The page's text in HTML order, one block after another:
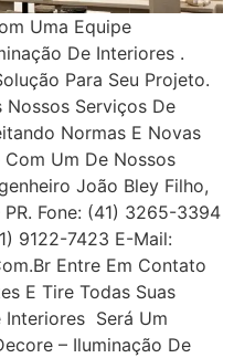
Uma Equipe
De Interiores .
Para Seu Projeto.
Nossos Serviços De
Normas E Novas
Um De Nossos
João Bley Filho,
Fone: (41) 3265-3394
9122-7423 E-Mail:
Entre Em Contato
E Tire Todas Suas
Interiores Será Um
– Iluminação De